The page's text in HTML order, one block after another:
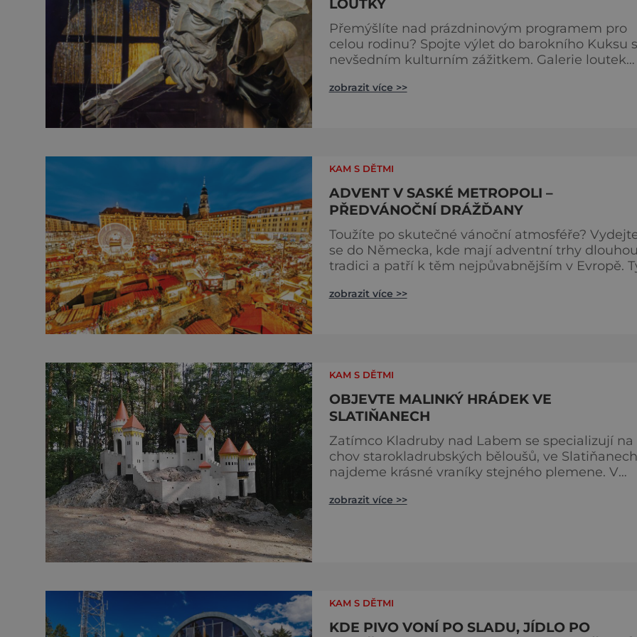
LOUTKY
Přemýšlíte nad prázdninovým programem pro
celou rodinu? Spojte výlet do barokního Kuksu s
nevšedním kulturním zážitkem. Galerie loutek
stálou expozici Braunova socha loutkou. Jde o
zobrazit více >>
KAM S DĚTMI
ADVENT V SASKÉ METROPOLI –
PŘEDVÁNOČNÍ DRÁŽĎANY
Toužíte po skutečné vánoční atmosféře?
se do Německa, kde mají adventní trhy dlouhou
tradici a patří k těm nejpůvabnějším v Evropě.
začínají 26. 11. 2025 a potrvají do 24. 12. 2025. A
zobrazit více >>
KAM S DĚTMI
OBJEVTE MALINKÝ HRÁDEK VE
SLATIŇANECH
Zatímco Kladruby nad Labem se specializují na
chov starokladrubských běloušů, ve Slatiňanech
najdeme krásné vraníky stejného plemene. V
více o chovu těchto koní, jsou tu vystaveny
zobrazit více >>
KAM S DĚTMI
KDE PIVO VONÍ PO SLADU, JÍDLO PO